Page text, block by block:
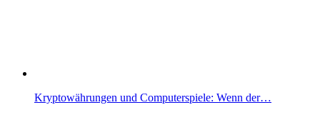
Kryptowährungen und Computerspiele: Wenn der…